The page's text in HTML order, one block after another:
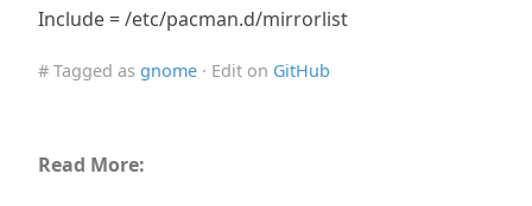
Include = /etc/pacman.d/mirrorlist
# Tagged as gnome · Edit on GitHub
Read More: